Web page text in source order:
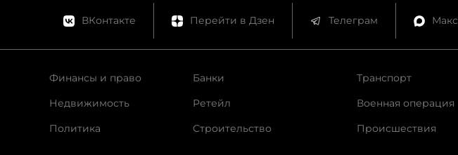
ВКонтакте Перейти в Дзен Телеграм Макс
Финансы и право
Недвижимость
Политика
Банки
Ретейл
Строительство
Транспорт
Военная операция
Происшествия